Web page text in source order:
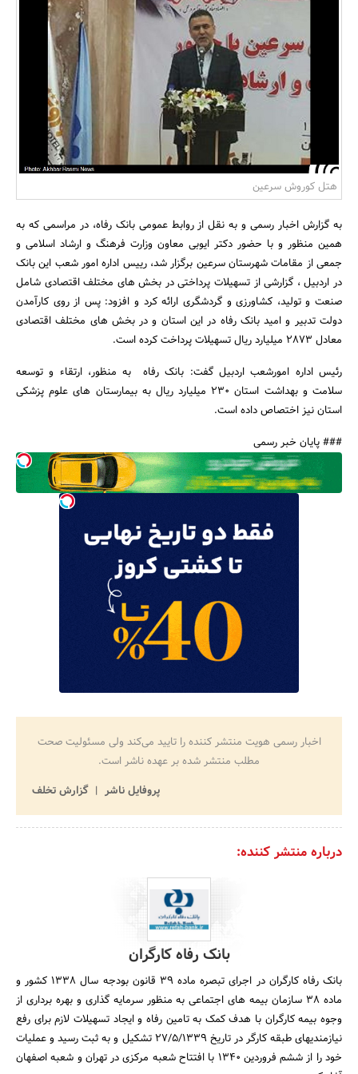
بانک، بیمه و سرمایه
مسکن و ساختمان
هتل کوروش سرعین
به گزارش اخبار رسمی و به نقل از روابط عمومی بانک رفاه، در مراسمی که به
همین منظور و با حضور دکتر ایوبی معاون وزارت فرهنگ و ارشاد اسلامی و
جمعی از مقامات شهرستان سرعین برگزار شد، رییس اداره امور شعب این بانک
در اردبیل ، گزارشی از تسهیلات پرداختی در بخش های مختلف اقتصادی شامل
صنعت و تولید، کشاورزی و گردشگری ارائه کرد و افزود: پس از روی کارآمدن
دولت تدبیر و امید بانک رفاه در این استان و در بخش های مختلف اقتصادی
معادل 2873 میلیارد ریال تسهیلات پرداخت کرده است.
رئیس اداره امورشعب اردبیل گفت: بانک رفاه به منظور، ارتقاء و توسعه
سلامت و بهداشت استان 230 میلیارد ریال به بیمارستان های علوم پزشکی
استان نیز اختصاص داده است.
### پایان خبر رسمی
اخبار رسمی هویت منتشر کننده را تایید می‌کند ولی مسئولیت صحت
مطلب منتشر شده بر عهده ناشر است.
پروفایل ناشر
گزارش تخلف
درباره منتشر کننده:
بانک رفاه کارگران
بانک رفاه کارگران در اجرای تبصره ماده 39 قانون بودجه سال 1338 کشور و
ماده 38 سازمان بیمه های اجتماعی به منظور سرمایه گذاری و بهره برداری از
وجوه بیمه کارگران با هدف کمک به تامین رفاه و ایجاد تسهیلات لازم برای رفع
نیازمندیهای طبقه کارگر در تاریخ 27/5/1339 تشکیل و به ثبت رسید و عملیات
خود را از ششم فروردین 1340 با افتتاح شعبه مرکزی در تهران و شعبه اصفهان